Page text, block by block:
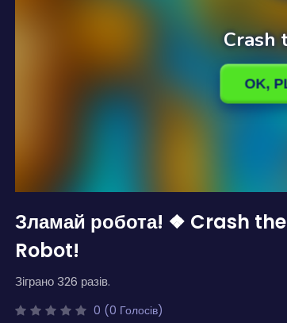
Зламай робота! ❖ Crash the
Robot!
Зіграно 326 разів.
0 (0 Голосів)